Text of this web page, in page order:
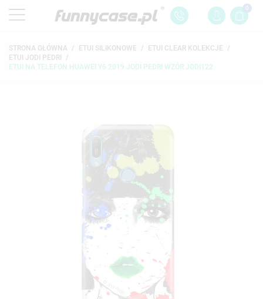
0
STRONA GŁÓWNA ETUI SILIKONOWE
ETUI CLEAR KOLEKCJE
ETUI JODI PEDRI
ETUI NA TELEFON HUAWEI Y6 2019 JODI PEDRI WZÓR JODI122